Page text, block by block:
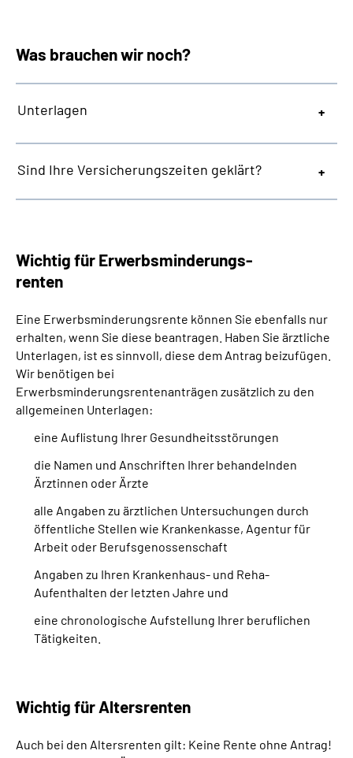
Was brauchen wir noch?
Unterlagen
Sind Ihre Versicherungszeiten geklärt?
Wichtig für Erwerbsminderungs-
renten
Eine Erwerbsminderungsrente können Sie ebenfalls nur
erhalten, wenn Sie diese beantragen. Haben Sie ärztliche
Unterlagen, ist es sinnvoll, diese dem Antrag beizufügen.
Wir benötigen bei
Erwerbsminderungsrentenanträgen zusätzlich zu den
allgemeinen Unterlagen:
eine Auflistung Ihrer Gesundheitsstörungen
die Namen und Anschriften Ihrer behandelnden
Ärztinnen oder Ärzte
alle Angaben zu ärztlichen Untersuchungen durch
öffentliche Stellen wie Krankenkasse, Agentur für
Arbeit oder Berufsgenossenschaft
Angaben zu Ihren Krankenhaus- und Reha-
Aufenthalten der letzten Jahre und
eine chronologische Aufstellung Ihrer beruflichen
Tätigkeiten.
Wichtig für Altersrenten
Auch bei den Altersrenten gilt: Keine Rente ohne Antrag!